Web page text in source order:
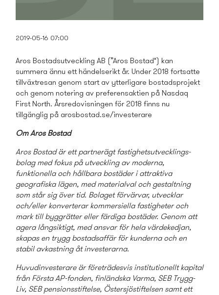
2019-05-16 07:00
Aros Bostads­utveckling AB (”Aros Bostad") kan
summera ännu ett händelserikt år. Under 2018 fortsatte
tillväxtresan genom start av ytterligare bostads­projekt
och genom notering av preferensaktien på Nasdaq
First North. Årsredovisningen för 2018 finns nu
tillgänglig på arosbostad.se/investerare
Om Aros Bostad
Aros Bostad är ett partnerägt fastighets­utvecklings­
bolag med fokus på utveckling av moderna,
funktionella och hållbara bostäder i attraktiva
geografiska lägen, med materialval och gestaltning
som står sig över tid. Bolaget förvärvar, utvecklar
och/eller konverterar kommersiella fastigheter och
mark till byggrätter eller färdiga bostäder. Genom att
agera långsiktigt, med ansvar för hela värdekedjan,
skapas en trygg bostads­affär för kunderna och en
stabil avkastning åt investerarna.
Huvudinvesterare är företrädesvis institutionellt kapital
från Första AP-fonden, finländska Varma, SEB Trygg-
Liv, SEB pensionsstiftelse, Östersjöstiftelsen samt ett